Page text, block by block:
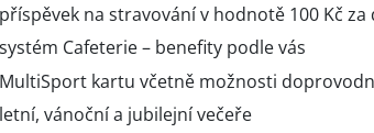
příspěvek na stravování v hodnotě 100 Kč za
systém Cafeterie – benefity podle vás
MultiSport kartu včetně možnosti
letní, vánoční a jubilejní večeře